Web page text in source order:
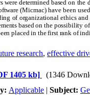
were determined based on
(Micmac) have been
of organizational ethics
based on the possibility
placed in the first rank of
research, effective
1405 kb]
(1346
Applicable | Subject: